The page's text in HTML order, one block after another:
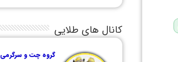
کانال های طلایی
گروه چت و سرگرمی